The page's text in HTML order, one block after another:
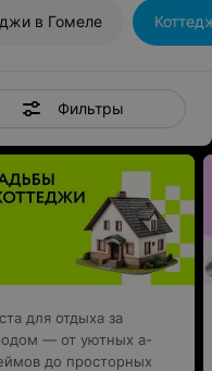
в Гомеле
Фильтры
для отдыха за
— от уютных а-
до просторных